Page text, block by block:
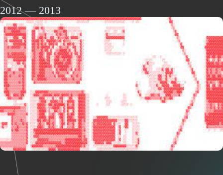
2012— 2013